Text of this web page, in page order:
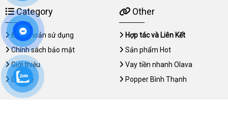
Category
Điều khoản sử dụng
Chính sách bảo mật
Giới thiệu
Liên hệ
Other
Hợp tác và Liên Kết
Sản phẩm Hot
Vay tiền nhanh Olava
Popper Bình Thạnh